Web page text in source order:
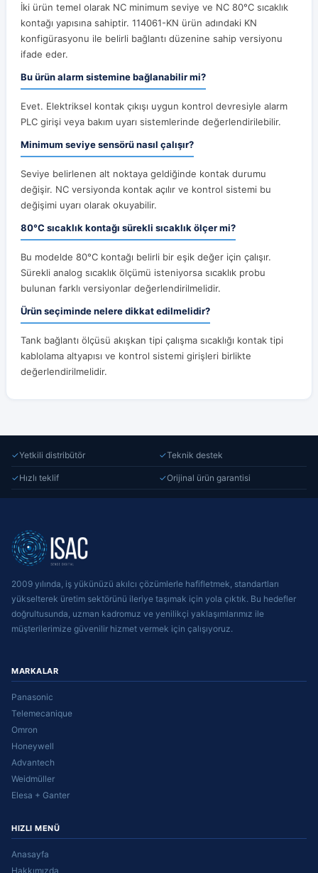
İki ürün temel olarak NC minimum seviye ve NC 80°C sıcaklık
kontağı yapısına sahiptir. 114061-KN ürün adındaki KN
konfigürasyonu ile belirli bağlantı düzenine sahip versiyonu
ifade eder.
Bu ürün alarm sistemine bağlanabilir mi?
Evet. Elektriksel kontak çıkışı uygun kontrol devresiyle alarm
PLC girişi veya bakım uyarı sistemlerinde değerlendirilebilir.
Minimum seviye sensörü nasıl çalışır?
Seviye belirlenen alt noktaya geldiğinde kontak durumu
değişir. NC versiyonda kontak açılır ve kontrol sistemi bu
değişimi uyarı olarak okuyabilir.
80°C sıcaklık kontağı sürekli sıcaklık ölçer mi?
Bu modelde 80°C kontağı belirli bir eşik değer için çalışır.
Sürekli analog sıcaklık ölçümü isteniyorsa sıcaklık probu
bulunan farklı versiyonlar değerlendirilmelidir.
Ürün seçiminde nelere dikkat edilmelidir?
Tank bağlantı ölçüsü akışkan tipi çalışma sıcaklığı kontak tipi
kablolama altyapısı ve kontrol sistemi girişleri birlikte
değerlendirilmelidir.
✓Yetkili distribütör ✓Teknik destek
✓Hızlı teklif ✓Orijinal ürün garantisi
2009 yılında, iş yükünüzü akılcı çözümlerle hafifletmek, standartları
yükselterek üretim sektörünü ileriye taşımak için yola çıktık. Bu hedefler
doğrultusunda, uzman kadromuz ve yenilikçi yaklaşımlarımız ile
müşterilerimize güvenilir hizmet vermek için çalışıyoruz.
MARKALAR
Panasonic
Telemecanique
Omron
Honeywell
Advantech
Weidmüller
Elesa + Ganter
HIZLI MENÜ
Anasayfa
Hakkımızda